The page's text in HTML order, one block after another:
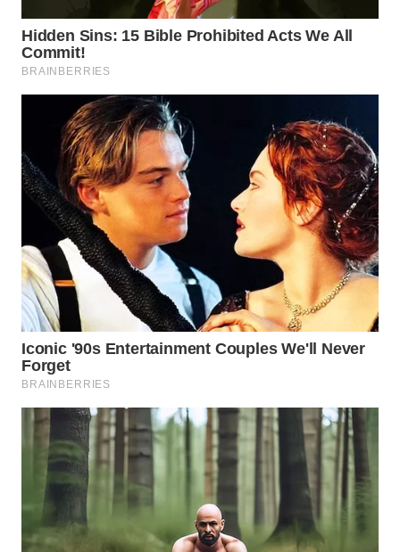
WN
NATUNA
WN
BINTAN
WN
MANDALIKA
WN
LIKUPANG
WN
LABUANBAJO
WN
BORNEO
Wahana
WAHANA